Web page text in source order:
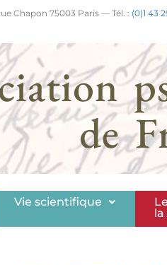
Chapon 75003 Paris — Tél. : (0)1 43
de
Vie scientifique
la